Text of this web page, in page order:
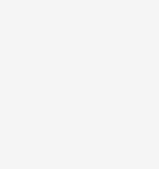
i
ideal tant
En
conjuga
per